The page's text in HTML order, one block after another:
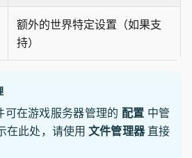
额外的世界特定设置（如果支
持）
在游戏服务器管理的 配置 中管
在此处，请使用文件管理器直接